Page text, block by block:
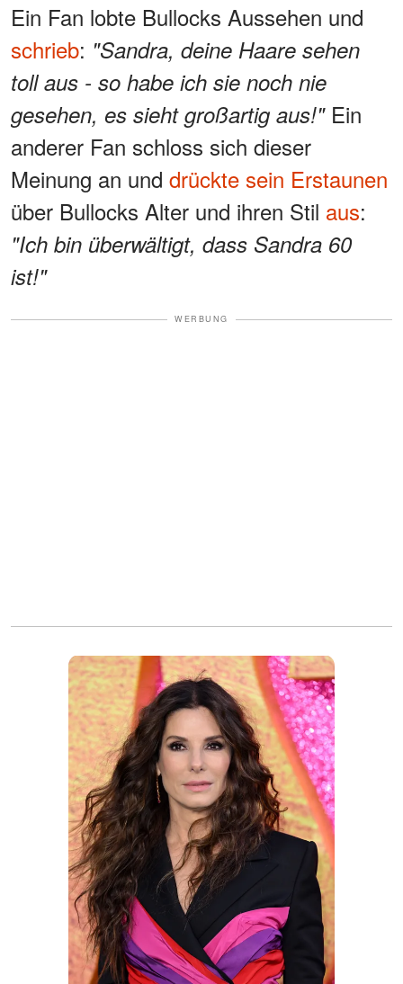
Ein Fan lobte Bullocks Aussehen und
schrieb: "Sandra, deine Haare sehen
toll aus - so habe ich sie noch nie
gesehen, es sieht großartig aus!" Ein
anderer Fan schloss sich dieser
Meinung an und drückte sein Erstaunen
über Bullocks Alter und ihren Stil aus:
"Ich bin überwältigt, dass Sandra 60
ist!"
WERBUNG